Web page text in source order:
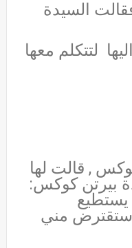
السيدة
لتتكلم معها
, قالت لها
بيرتن كوكس:
ستقترض مني